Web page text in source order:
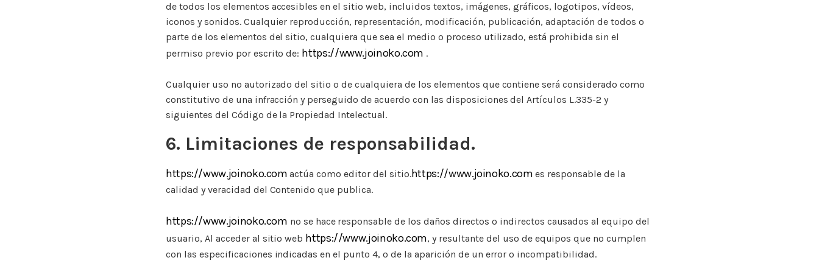
de todos los elementos accesibles en el sitio web, incluidos textos, imágenes, gráficos, logotipos, vídeos,
iconos y sonidos. Cualquier reproducción, representación, modificación, publicación, adaptación de todos o
parte de los elementos del sitio, cualquiera que sea el medio o proceso utilizado, está prohibida sin el
permiso previo por escrito de: https://www.joinoko.com .
Cualquier uso no autorizado del sitio o de cualquiera de los elementos que contiene será considerado como
constitutivo de una infracción y perseguido de acuerdo con las disposiciones del Artículos L.335-2 y
siguientes del Código de la Propiedad Intelectual.
6. Limitaciones de responsabilidad.
https://www.joinoko.comactúa como editor del sitio.https://www.joinoko.comes responsable de la
calidad y veracidad del Contenido que publica.
https://www.joinoko.com no se hace responsable de los daños directos o indirectos causados al equipo del
usuario, Al acceder al sitio web https://www.joinoko.com, y resultante del uso de equipos que no cumplen
con las especificaciones indicadas en el punto 4, o de la aparición de un error o incompatibilidad.